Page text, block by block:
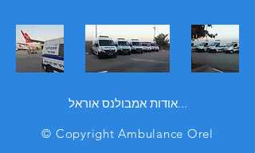
אודות אמבולנס אוראל...
© Copyright Ambulance Orel